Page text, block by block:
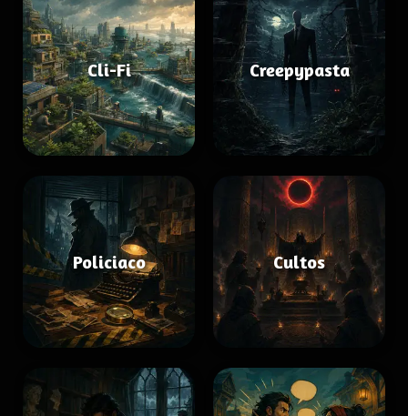
Cli-Fi Creepypasta
Policiaco Cultos